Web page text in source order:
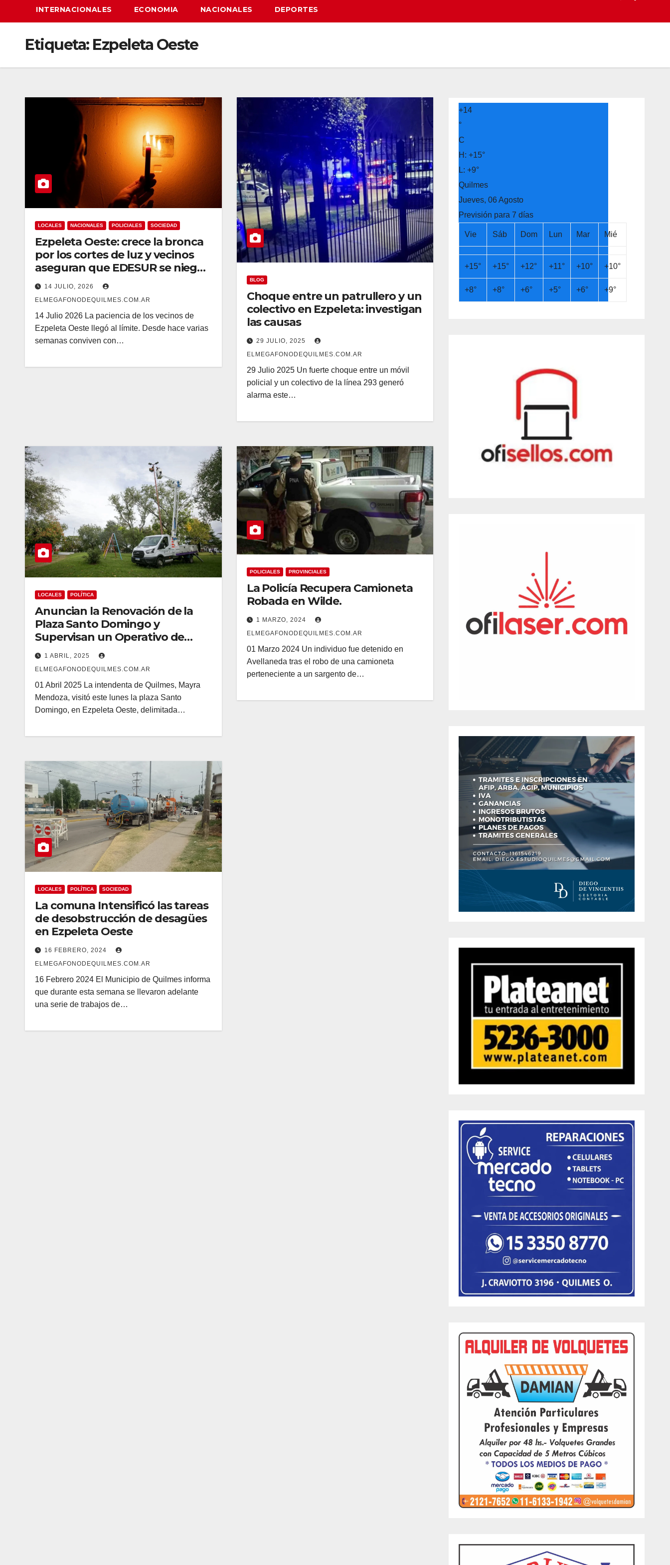
INTERNACIONALES ECONOMIA NACIONALES DEPORTES
Etiqueta: Ezpeleta Oeste
LOCALES NACIONALES POLICIALES SOCIEDAD
Ezpeleta Oeste: crece la bronca
por los cortes de luz y vecinos
aseguran que EDESUR se niega
a reemplazar el transformador
14 JULIO, 2026
ELMEGAFONODEQUILMES.COM.AR
14 Julio 2026 La paciencia de los vecinos de
Ezpeleta Oeste llegó al límite. Desde hace varias
semanas conviven con…
BLOG
Choque entre un patrullero y un
colectivo en Ezpeleta: investigan
las causas
29 JULIO, 2025
ELMEGAFONODEQUILMES.COM.AR
29 Julio 2025 Un fuerte choque entre un móvil
policial y un colectivo de la línea 293 generó
alarma este…
LOCALES POLÍTICA
Anuncian la Renovación de la
Plaza Santo Domingo y
Supervisan un Operativo de
Limpieza
1 ABRIL, 2025
ELMEGAFONODEQUILMES.COM.AR
01 Abril 2025 La intendenta de Quilmes, Mayra
Mendoza, visitó este lunes la plaza Santo
Domingo, en Ezpeleta Oeste, delimitada…
POLICIALES PROVINCIALES
La Policía Recupera Camioneta
Robada en Wilde.
1 MARZO, 2024
ELMEGAFONODEQUILMES.COM.AR
01 Marzo 2024 Un individuo fue detenido en
Avellaneda tras el robo de una camioneta
perteneciente a un sargento de…
LOCALES POLÍTICA SOCIEDAD
La comuna Intensificó las tareas
de desobstrucción de desagües
en Ezpeleta Oeste
16 FEBRERO, 2024
ELMEGAFONODEQUILMES.COM.AR
16 Febrero 2024 El Municipio de Quilmes informa
que durante esta semana se llevaron adelante
una serie de trabajos de…
+14
°
C
H:+15°
L:+9°
Quilmes
Jueves, 06 Agosto
Previsión para 7 días
Vie Sáb Dom Lun Mar Mié
+15° +15° +12° +11° +10° +10°
+8° +8° +6° +5° +6° +9°